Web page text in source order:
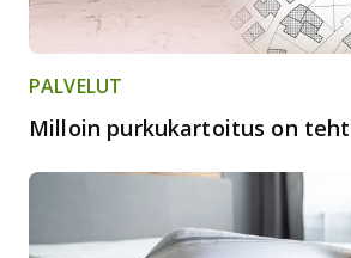
PALVELUT
Milloin purkukartoitus on